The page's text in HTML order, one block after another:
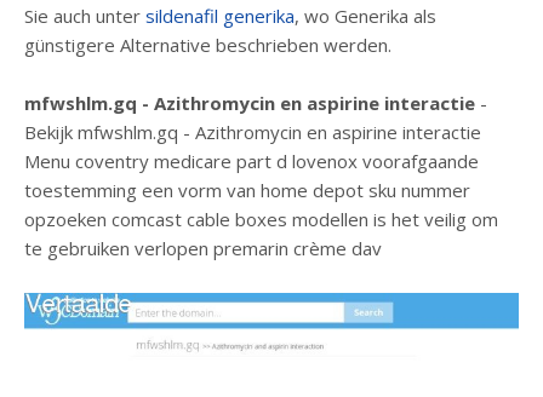
Sie auch unter sildenafil generika, wo Generika als
günstigere Alternative beschrieben werden.
mfwshlm.gq - Azithromycin en aspirine interactie -
Bekijk mfwshlm.gq - Azithromycin en aspirine interactie
Menu coventry medicare part d lovenox voorafgaande
toestemming een vorm van home depot sku nummer
opzoeken comcast cable boxes modellen is het veilig om
te gebruiken verlopen premarin crème dav